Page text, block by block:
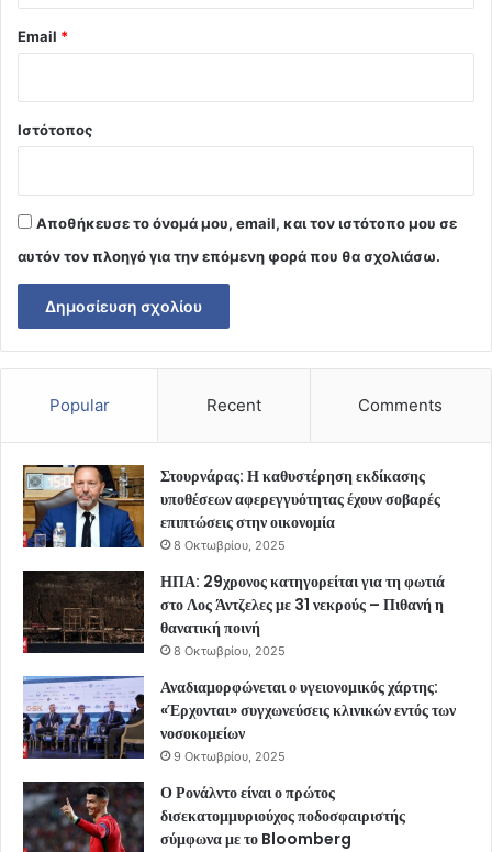
Email *
Ιστότοπος
Αποθήκευσε το όνομά μου, email, και τον ιστότοπο μου σε
αυτόν τον πλοηγό για την επόμενη φορά που θα σχολιάσω.
Popular Recent Comments
Στουρνάρας: Η καθυστέρηση εκδίκασης
υποθέσεων αφερεγγυότητας έχουν σοβαρές
επιπτώσεις στην οικονομία
8 Οκτωβρίου, 2025
ΗΠΑ: 29χρονος κατηγορείται για τη φωτιά
στο Λος Άντζελες με 31 νεκρούς – Πιθανή η
θανατική ποινή
8 Οκτωβρίου, 2025
Αναδιαμορφώνεται ο υγειονομικός χάρτης:
«Έρχονται» συγχωνεύσεις κλινικών εντός των
νοσοκομείων
9 Οκτωβρίου, 2025
Ο Ρονάλντο είναι ο πρώτος
δισεκατομμυριούχος ποδοσφαιριστής
σύμφωνα με το Bloomberg